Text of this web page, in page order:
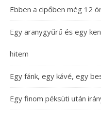
Ebben a cipőben még 12
Egy aranygyűrű és egy
hitem
Egy fánk, egy kávé, egy
Egy finom péksüti után